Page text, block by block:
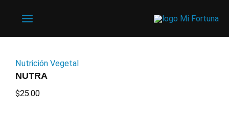
Nutrición Vegetal
NUTRA
$25.00